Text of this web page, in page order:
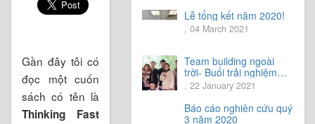
Gần đây tôi có
đọc một cuốn
sách có tên là
Thinking Fast
Lễ tổng kết năm 2020!
, 04 March 2021
Team building ngoài
trời- Buổi trải nghiệm
tuyệt vời.
, 22 January 2021
Báo cáo nghiên cứu quý
3 năm 2020